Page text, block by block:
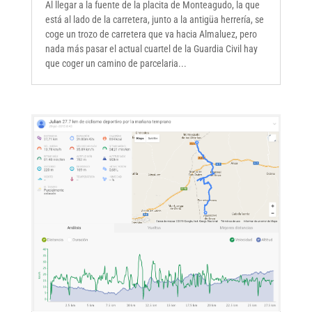
Al llegar a la fuente de la placita de Monteagudo, la que
está al lado de la carretera, junto a la antigüa herrería, se
coge un trozo de carretera que va hacia Almaluez, pero
nada más pasar el actual cuartel de la Guardia Civil hay
que coger un camino de parcelaria...